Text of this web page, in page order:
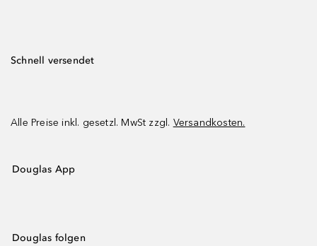
Schnell versendet
Alle Preise inkl. gesetzl. MwSt zzgl. Versandkosten.
Douglas App
Douglas folgen